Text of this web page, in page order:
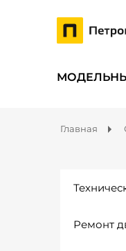
Главная
Ремонт